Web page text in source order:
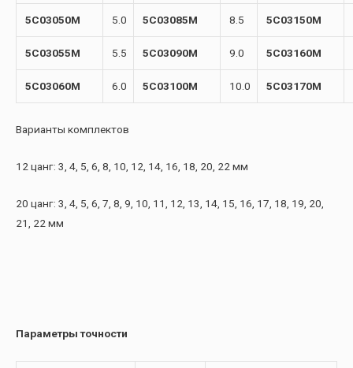
5C03050M 5.0 5C03085M 8.5 5C03150M
5C03055M 5.5 5C03090M 9.0 5C03160M
5C03060M 6.0 5C03100M 10.0 5C03170M
Варианты комплектов
12 цанг: 3, 4, 5, 6, 8, 10, 12, 14, 16, 18, 20, 22 мм
20 цанг: 3, 4, 5, 6, 7, 8, 9, 10, 11, 12, 13, 14, 15, 16, 17, 18, 19, 20,
21, 22 мм
Параметры точности